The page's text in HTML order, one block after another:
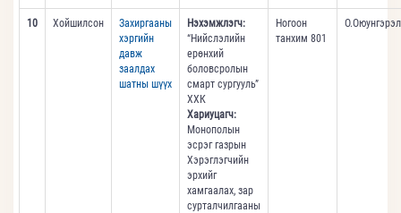
10 Хойшилсон
Захиргааны
хэргийн
давж
заалдах
шатны шүүх
Нэхэмжлэгч:
“Нийслэлийн
ерөнхий
боловсролын
смарт сургууль”
ХХК
Хариуцагч:
Монополын
эсрэг газрын
Хэрэглэгчийн
эрхийг
хамгаалах, зар
сурталчилгааны
Ногоон
танхим 801
О.Оюунгэрэл